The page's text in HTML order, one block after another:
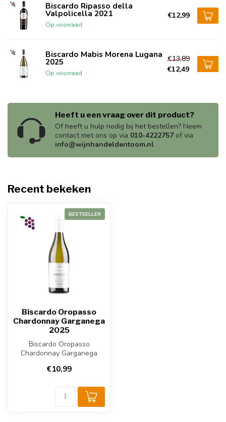
Biscardo Ripasso della
Valpolicella 2021
Op voorraad
€12,99
Biscardo Mabis Morena Lugana
2025
Op voorraad
€13,89
€12,49
Heeft u een vraag over dit product?
Of heeft u hulp nodig bij het bestellen? Neem
contact met ons op via 010-4222757 of via
info@wijnhandeldentoom.nl
Recent bekeken
BESTSELLER
Biscardo Oropasso
Chardonnay Garganega
2025
Biscardo Oropasso
Chardonnay Garganega
wijn uit de ...
€10,99